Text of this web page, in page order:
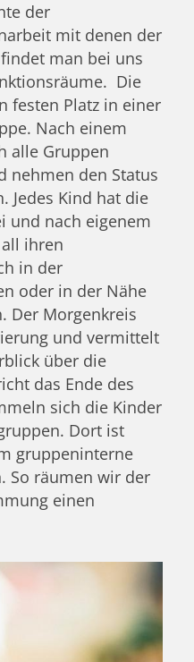
der
mit denen der
man bei uns
Die
festen Platz in einer
Nach einem
alle Gruppen
nehmen den Status
Jedes Kind hat die
und nach eigenem
ihren
in der
oder in der Nähe
Der Morgenkreis
und vermittelt
über die
das Ende des
sich die Kinder
Dort ist
gruppeninterne
So räumen wir der
einen